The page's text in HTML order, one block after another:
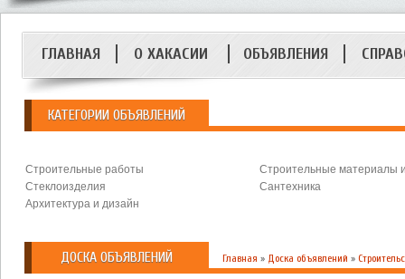
ГЛАВНАЯ О ХАКАСИИ ОБЪЯВЛЕНИЯ
КАТЕГОРИИ ОБЪЯВЛЕНИЙ
Строительные работы
Строительные материалы
Стеклоизделия
Сантехника
Архитектура и дизайн
ДОСКА ОБЪЯВЛЕНИЙ Главная » Доска объявлений »